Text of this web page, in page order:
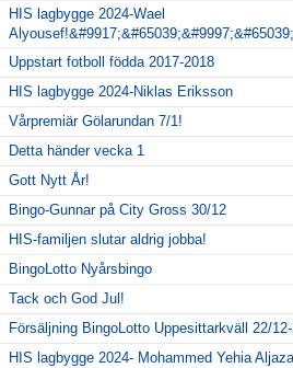
HIS lagbygge 2024-Wael
Uppstart fotboll födda 2017-2018
HIS lagbygge 2024-Niklas Eriksson
Vårpremiär Gölarundan 7/1!
Detta händer vecka 1
Gott Nytt År!
Bingo-Gunnar på City Gross 30/12
HIS-familjen slutar aldrig jobba!
BingoLotto Nyårsbingo
Tack och God Jul!
Försäljning BingoLotto Uppesittarkväll 22/
HIS lagbygge 2024- Mohammed Yehia